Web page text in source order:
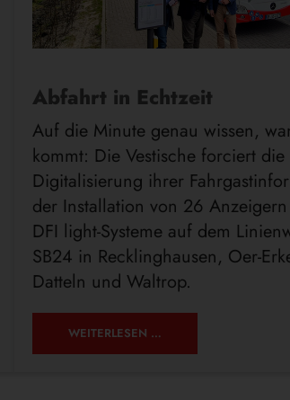
Abfahrt in Echtzeit
Auf die Minute genau wissen,
kommt: Die Vestische forciert die
Digitalisierung ihrer
der Installation von 26
DFI light-Systeme auf dem
SB24 in Recklinghausen, Oer-
Datteln und Waltrop.
WEITERLESEN …